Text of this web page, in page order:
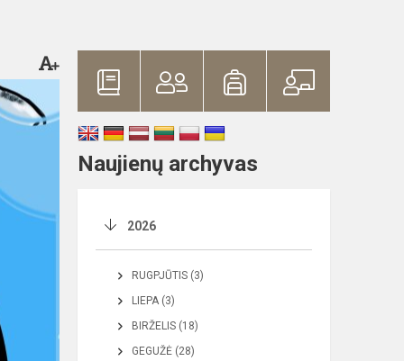
Naujienų archyvas
2026
RUGPJŪTIS (3)
LIEPA (3)
BIRŽELIS (18)
GEGUŽĖ (28)